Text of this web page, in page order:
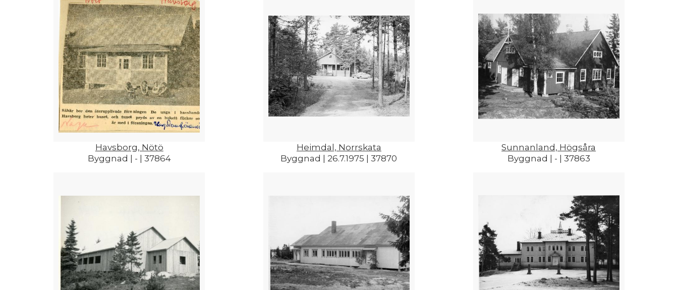
Havsborg, Nötö
Byggnad | - | 37864
Heimdal, Norrskata
Byggnad | 26.7.1975 | 37870
Sunnanland, Högsåra
Byggnad | - | 37863